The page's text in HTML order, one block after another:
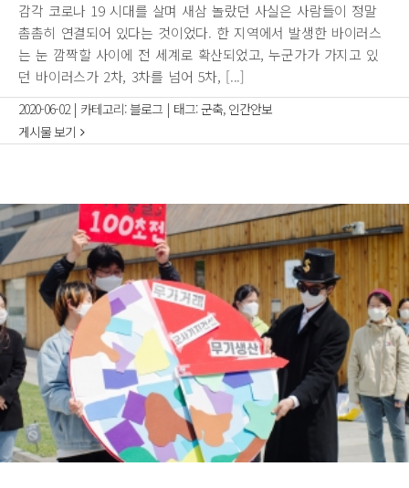
감각 코로나 19 시대를 살며 새삼 놀랐던 사실은 사람들이 정말
촘촘히 연결되어 있다는 것이었다. 한 지역에서 발생한 바이러스
는 눈 깜짝할 사이에 전 세계로 확산되었고, 누군가가 가지고 있
던 바이러스가 2차, 3차를 넘어 5차, [...]
2020-06-02 | 카테고리:블로그 | 태그:군축, 인간안보
게시물 보기